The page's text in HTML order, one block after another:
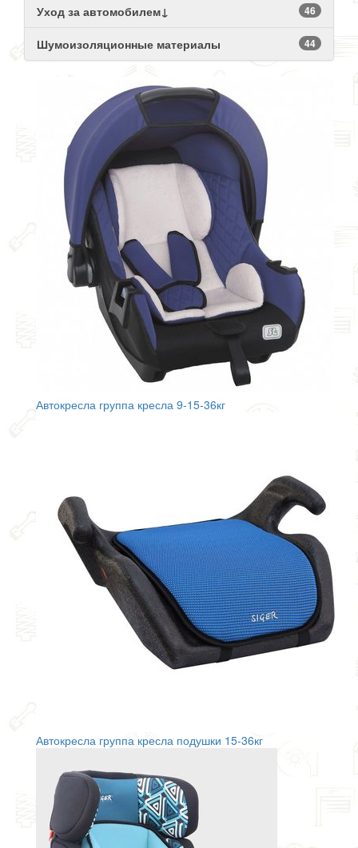
Уход за автомобилем↓ 46
Шумоизоляционные материалы 44
Автокресла группа кресла 9-15-36кг
Автокресла группа кресла подушки 15-36кг